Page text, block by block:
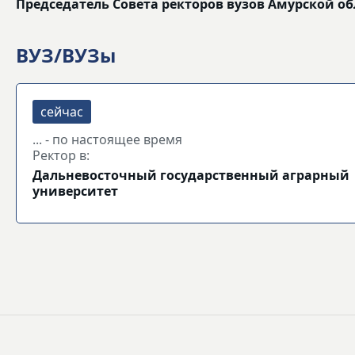
Председатель Совета ректоров вузов Амурской
ВУЗ/ВУЗы
... - по настоящее время
Ректор в:
Дальневосточный государственный аграрный
университет